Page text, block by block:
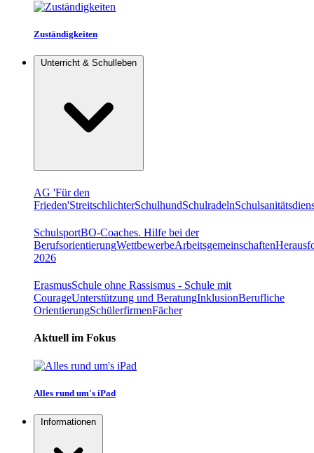
Zuständigkeiten
Unterricht & Schulleben
AG 'Für den
Frieden'StreitschlichterSchulhundSchulradeln
SchulsportBO-Coaches. Hilfe bei der
BerufsorientierungWettbewerbeArbeitsgemeinschaften
2026
ErasmusSchule ohne Rassismus - Schule mit
CourageUnterstützung und BeratungInklusionBerufliche
OrientierungSchülerfirmenFächer
Aktuell im Fokus
Alles rund um's iPad
Informationen